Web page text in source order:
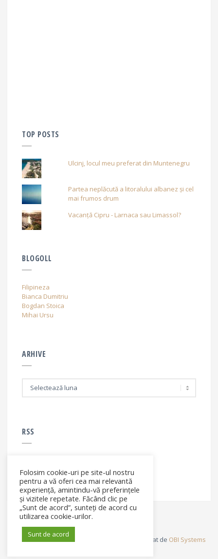
TOP POSTS
Ulcinj, locul meu preferat din Muntenegru
Partea neplăcută a litoralului albanez și cel
mai frumos drum
Vacanță Cipru - Larnaca sau Limassol?
BLOGOLL
Filipineza
Bianca Dumitriu
Bogdan Stoica
Mihai Ursu
ARHIVE
RSS
RSS - articole
© Elena Filip. All rights reserved ® - Site dezvoltat de OBI Systems
Folosim cookie-uri pe site-ul nostru
pentru a vă oferi cea mai relevantă
experiență, amintindu-vă preferințele
și vizitele repetate. Făcând clic pe
„Sunt de acord”, sunteți de acord cu
utilizarea cookie-urilor.
Sunt de acord